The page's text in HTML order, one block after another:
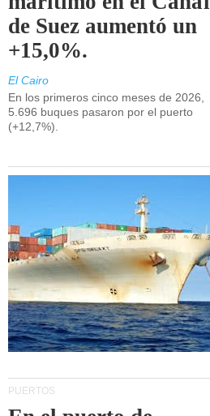
de Suez aumentó un
+15,0%.
El Cairo
En los primeros cinco meses de 2026,
5.696 buques pasaron por el puerto
(+12,7%).
PUERTOS